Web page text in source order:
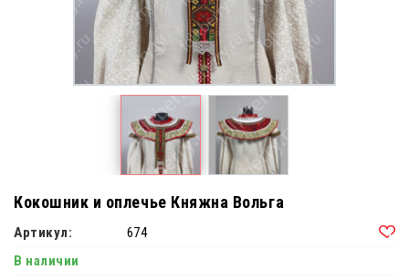
Кокошник и оплечье Княжна Вольга
Артикул:
674
В наличии